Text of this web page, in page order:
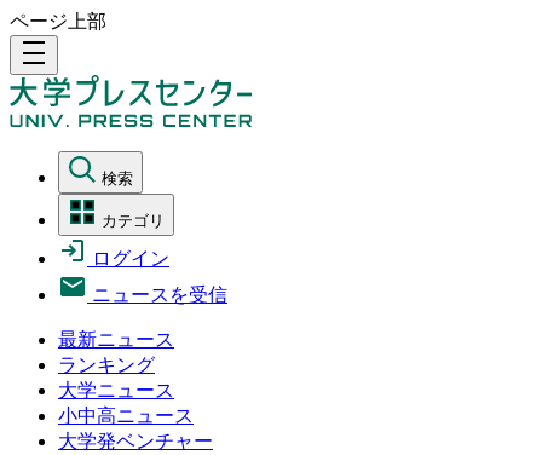
ページ上部
density_medium
検索
カテゴリ
ログイン
ニュースを受信
最新ニュース
ランキング
大学ニュース
小中高ニュース
大学発ベンチャー